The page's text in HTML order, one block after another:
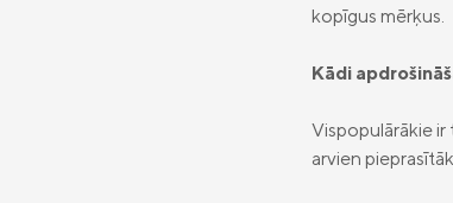
kopīgus mērķus.
Kādi
Vispopulārākie ir
arvien